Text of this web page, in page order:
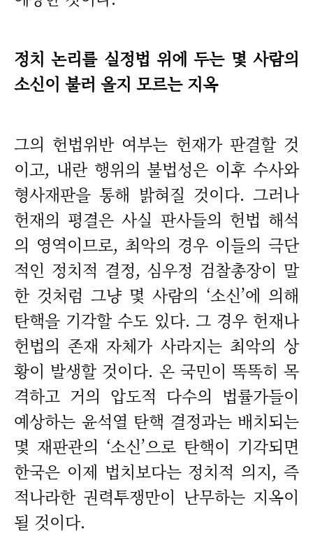
정치 논리를 실정법 위에 두는 몇 사람의
소신이 불러 올지 모르는 지옥
그의 헌법위반 여부는 헌재가 판결할 것
이고, 내란 행위의 불법성은 이후 수사와
형사재판을 통해 밝혀질 것이다. 그러나
헌재의 평결은 사실 판사들의 헌법 해석
의 영역이므로, 최악의 경우 이들의 극단
적인 정치적 결정, 심우정 검찰총장이 말
한 것처럼 그냥 몇 사람의 ‘소신’에 의해
탄핵을 기각할 수도 있다. 그 경우 헌재나
헌법의 존재 자체가 사라지는 최악의 상
황이 발생할 것이다. 온 국민이 똑똑히 목
격하고 거의 압도적 다수의 법률가들이
예상하는 윤석열 탄핵 결정과는 배치되는
몇 재판관의 ‘소신’으로 탄핵이 기각되면
한국은 이제 법치보다는 정치적 의지, 즉
적나라한 권력투쟁만이 난무하는 지옥이
될 것이다.